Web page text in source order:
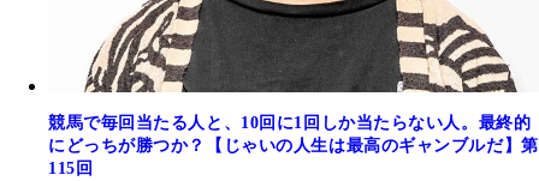
競馬で毎回当たる人と、10回に1回しか当たらない人。最終的
にどっちが勝つか？【じゃいの人生は最高のギャンブルだ】第
115回